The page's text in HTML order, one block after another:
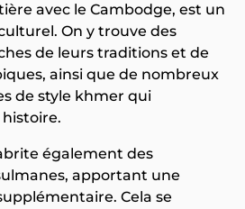
avec le Cambodge, est un
On y trouve des
de leurs traditions et de
ainsi que de nombreux
de style khmer qui
également des
apportant une
Cela se